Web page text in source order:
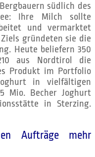
südlich des
Ihre Milch sollte
und vermarktet
gründeten sie die
Heute beliefern 350
aus Nordtirol die
Produkt im Portfolio
in vielfältigen
Mio. Becher Joghurt
in Sterzing.
Aufträge mehr